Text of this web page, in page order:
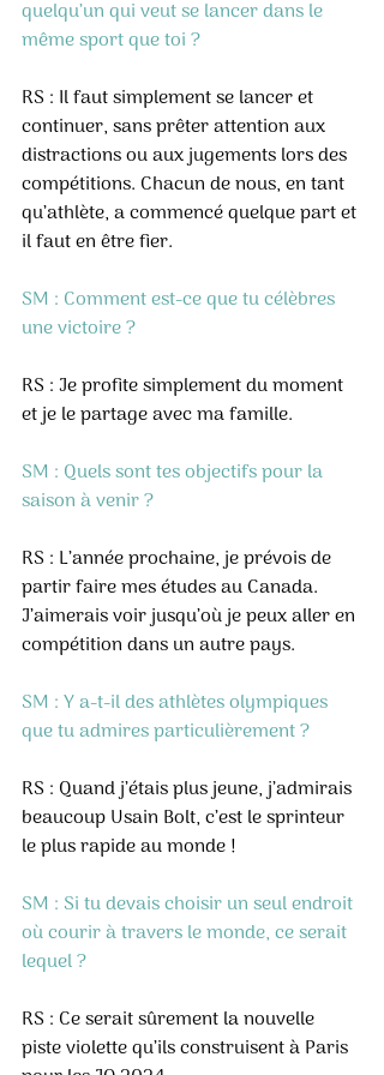
quelqu’un qui veut se lancer dans le
même sport que toi ?
RS : Il faut simplement se lancer et
continuer, sans prêter attention aux
distractions ou aux jugements lors des
compétitions. Chacun de nous, en tant
qu’athlète, a commencé quelque part et
il faut en être fier.
SM : Comment est-ce que tu célèbres
une victoire ?
RS : Je profite simplement du moment
et je le partage avec ma famille.
SM : Quels sont tes objectifs pour la
saison à venir ?
RS : L’année prochaine, je prévois de
partir faire mes études au Canada.
J’aimerais voir jusqu’où je peux aller en
compétition dans un autre pays.
SM : Y a-t-il des athlètes olympiques
que tu admires particulièrement ?
RS : Quand j’étais plus jeune, j’admirais
beaucoup Usain Bolt, c’est le sprinteur
le plus rapide au monde !
SM : Si tu devais choisir un seul endroit
où courir à travers le monde, ce serait
lequel ?
RS : Ce serait sûrement la nouvelle
piste violette qu’ils construisent à Paris